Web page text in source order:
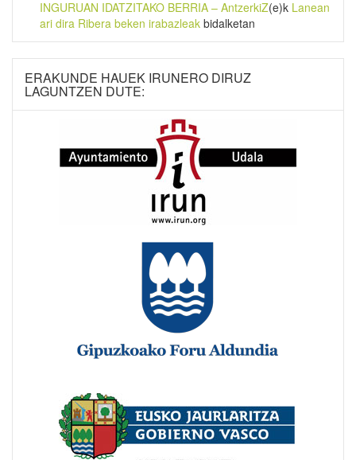
INGURUAN IDATZITAKO BERRIA – AntzerkiZ(e)k Lanean
ari dira Ribera beken irabazleak bidalketan
ERAKUNDE HAUEK IRUNERO DIRUZ
LAGUNTZEN DUTE: